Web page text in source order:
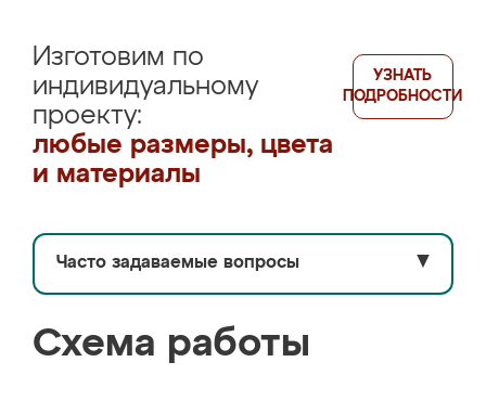
Изготовим по
индивидуальному
проекту:
любые размеры, цвета
и материалы
УЗНАТЬ
ПОДРОБНОСТИ
Часто задаваемые вопросы ▼
Схема работы